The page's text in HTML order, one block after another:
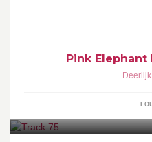
Pink
Deerlijk